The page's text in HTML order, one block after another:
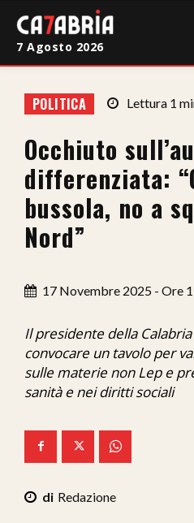
Cronaca
Giudiziaria
Politica
Sport
Sanità
Economia
Ita-Mondo
We Calabria
7 Agosto 2026
POLITICA Lettura 1
Occhiuto
differenziata:
bussola, no a
Nord”
17 Novembre 2025 - Ore
Il presidente della
convocare un tavolo per
sulle materie non Lep e
sanità e nei diritti sociali
Redazione